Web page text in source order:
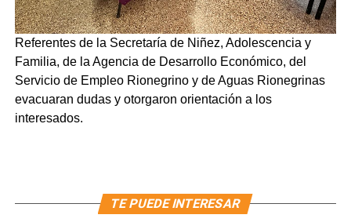
Referentes de la Secretaría de Niñez, Adolescencia y
Familia, de la Agencia de Desarrollo Económico, del
Servicio de Empleo Rionegrino y de Aguas Rionegrinas
evacuaran dudas y otorgaron orientación a los
interesados.
TE PUEDE INTERESAR